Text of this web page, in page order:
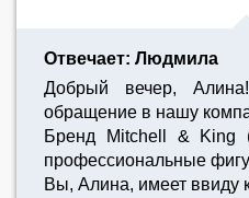
Отвечает: Людмила
Добрый вечер,
обращение в нашу
Бренд Mitchell & King
профессиональные
Вы, Алина, имеет ввиду